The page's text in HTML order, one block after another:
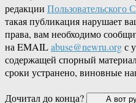
редакции Пользовательского
такая публикация нарушает
права, вам необходимо
на EMAILabuse@newru.orgс
содержащей спорный
сроки устранено, виновные
Дочитал до конца?